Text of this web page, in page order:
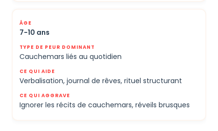
7-10 ans
Cauchemars liés au quotidien
Verbalisation, journal de rêves, rituel structurant
Ignorer les récits de cauchemars, réveils brusques